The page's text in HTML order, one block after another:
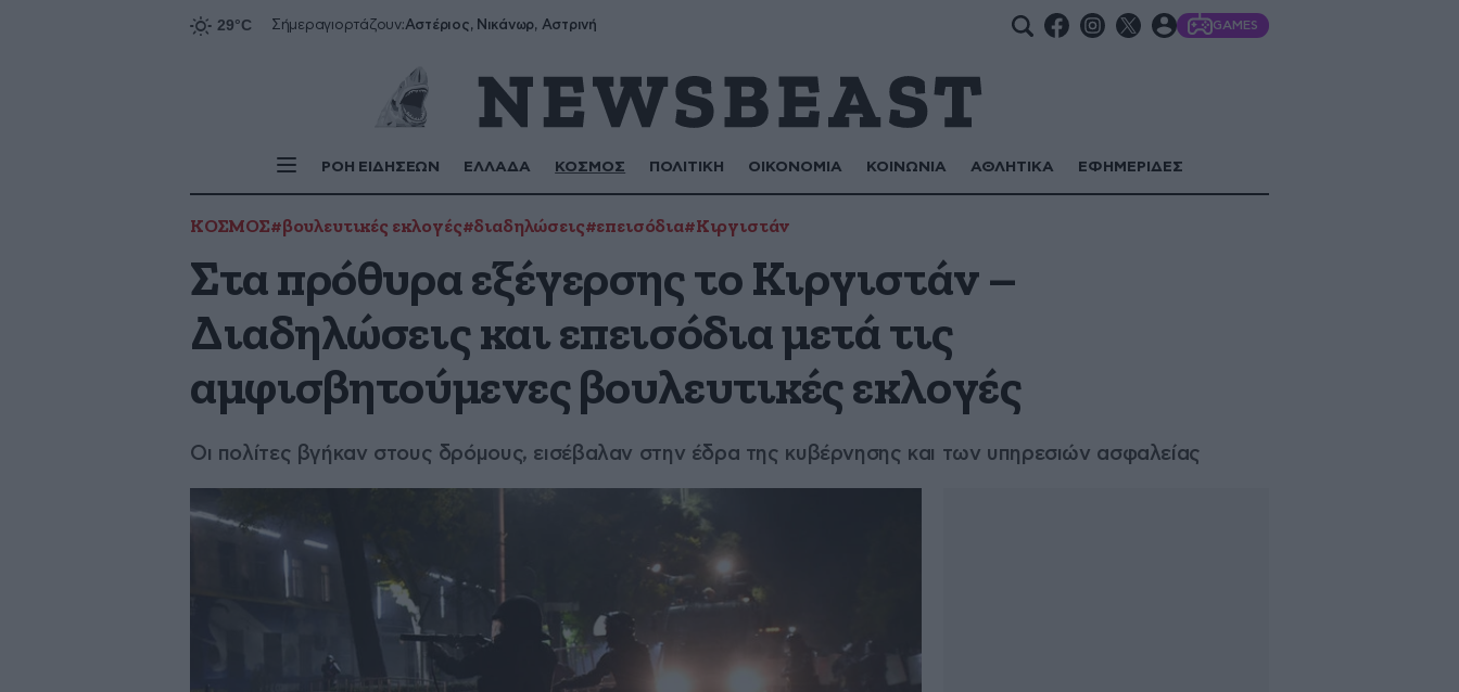
Σήμεραγιορτάζουν:Αστέριος, Νικάνωρ, Αστρινή GAMES
ΡΟΗ ΕΙΔΗΣΕΩΝ ΕΛΛΑΔΑ ΚΟΣΜΟΣ ΠΟΛΙΤΙΚΗ ΟΙΚΟΝΟΜΙΑ ΚΟΙΝΩΝΙΑ ΑΘΛΗΤΙΚΑ ΕΦΗΜΕΡΙΔΕΣ
ΚΟΣΜΟΣ#βουλευτικές εκλογές#διαδηλώσεις#επεισόδια#Κιργιστάν
Στα πρόθυρα εξέγερσης το Κιργιστάν –
Διαδηλώσεις και επεισόδια μετά τις
αμφισβητούμενες βουλευτικές εκλογές
Οι πολίτες βγήκαν στους δρόμους, εισέβαλαν στην έδρα της κυβέρνησης και των υπηρεσιών ασφαλείας